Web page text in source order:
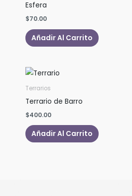
Esfera
$70.00
Añadir Al Carrito
Terrarios
Terrario de Barro
$400.00
Añadir Al Carrito